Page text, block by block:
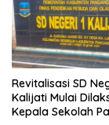
Revitalisasi SD
Kalijati Mulai
Kepala Sekolah